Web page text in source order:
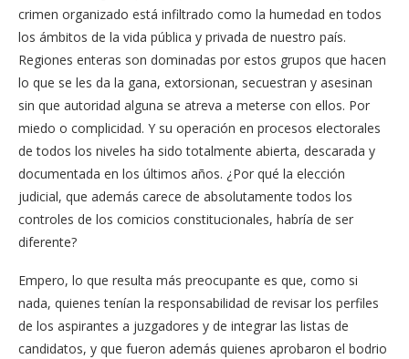
crimen organizado está infiltrado como la humedad en todos
los ámbitos de la vida pública y privada de nuestro país.
Regiones enteras son dominadas por estos grupos que hacen
lo que se les da la gana, extorsionan, secuestran y asesinan
sin que autoridad alguna se atreva a meterse con ellos. Por
miedo o complicidad. Y su operación en procesos electorales
de todos los niveles ha sido totalmente abierta, descarada y
documentada en los últimos años. ¿Por qué la elección
judicial, que además carece de absolutamente todos los
controles de los comicios constitucionales, habría de ser
diferente?
Empero, lo que resulta más preocupante es que, como si
nada, quienes tenían la responsabilidad de revisar los perfiles
de los aspirantes a juzgadores y de integrar las listas de
candidatos, y que fueron además quienes aprobaron el bodrio